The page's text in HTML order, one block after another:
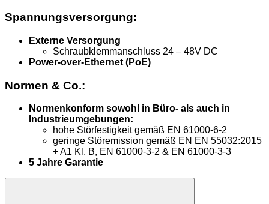
Spannungsversorgung:
Externe Versorgung
Schraubklemmanschluss 24 – 48V DC
Power-over-Ethernet (PoE)
Normen & Co.:
Normenkonform sowohl in Büro- als auch in
Industrieumgebungen:
hohe Störfestigkeit gemäß EN 61000-6-2
geringe Störemission gemäß EN EN 55032:2015
+ A1 Kl. B, EN 61000-3-2 & EN 61000-3-3
5 Jahre Garantie